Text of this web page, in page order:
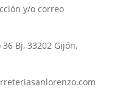
y/o correo
Bj, 33202 Gijón,